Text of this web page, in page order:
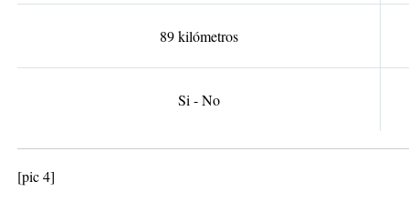
89 kilómetros
Si - No
[pic 4]